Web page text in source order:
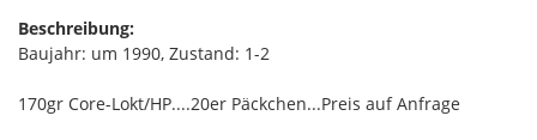
Beschreibung:
Baujahr: um 1990, Zustand: 1-2
170gr Core-Lokt/HP....20er Päckchen...Preis auf Anfrage